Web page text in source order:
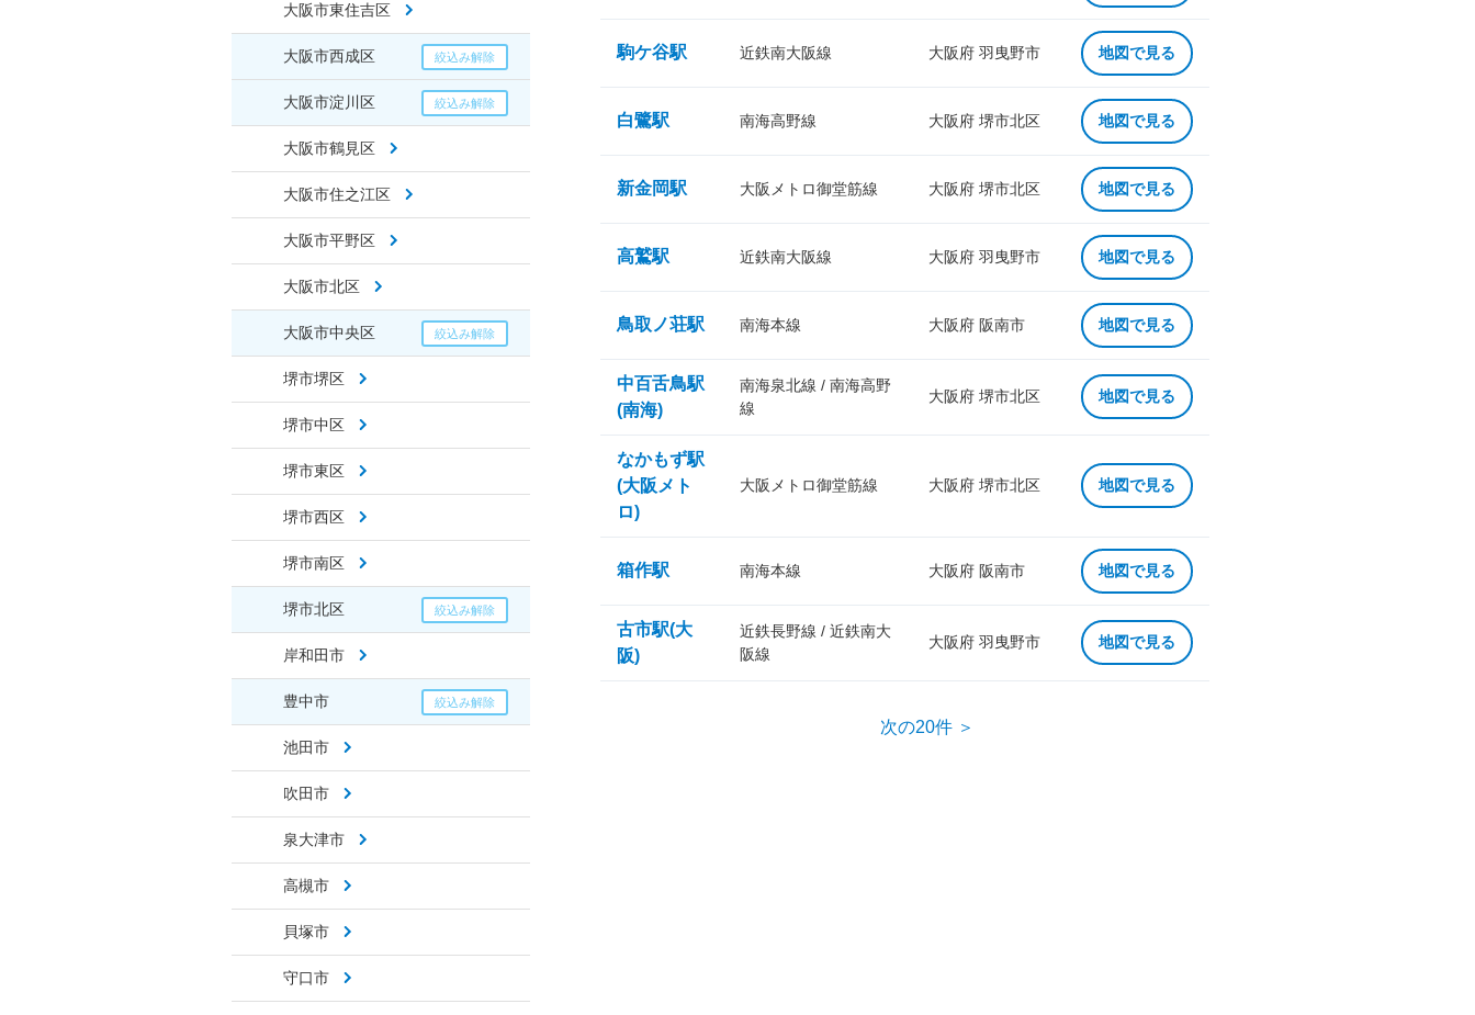
大阪市東住吉区
大阪市西成区
大阪市淀川区
大阪市鶴見区
大阪市住之江区
大阪市平野区
大阪市北区
大阪市中央区
堺市堺区
堺市中区
堺市東区
堺市西区
堺市南区
堺市北区
岸和田市
豊中市
池田市
吹田市
泉大津市
高槻市
貝塚市
守口市
駒ケ谷駅 近鉄南大阪線 大阪府 羽曳野市 地図で見る
白鷺駅 南海高野線 大阪府 堺市北区 地図で見る
新金岡駅 大阪メトロ御堂筋線 大阪府 堺市北区 地図で見る
高鷲駅 近鉄南大阪線 大阪府 羽曳野市 地図で見る
鳥取ノ荘駅 南海本線 大阪府 阪南市 地図で見る
中百舌鳥駅
(南海)
南海泉北線 / 南海高野
線
大阪府 堺市北区 地図で見る
なかもず駅
(大阪メト
ロ)
大阪メトロ御堂筋線 大阪府 堺市北区 地図で見る
箱作駅 南海本線 大阪府 阪南市 地図で見る
古市駅(大
阪)
近鉄長野線 / 近鉄南大
阪線
大阪府 羽曳野市 地図で見る
次の20件 ＞